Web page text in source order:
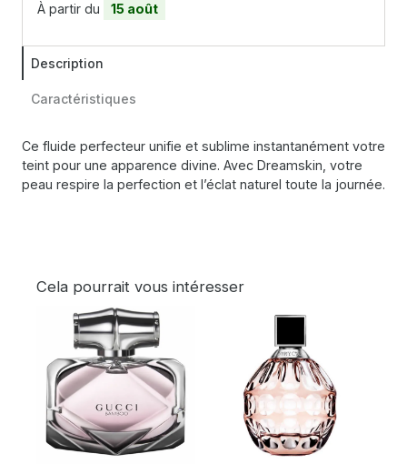
À partir du 15 août
Description
Caractéristiques
Ce fluide perfecteur unifie et sublime instantanément votre
teint pour une apparence divine. Avec Dreamskin, votre
peau respire la perfection et l’éclat naturel toute la journée.
Cela pourrait vous intéresser